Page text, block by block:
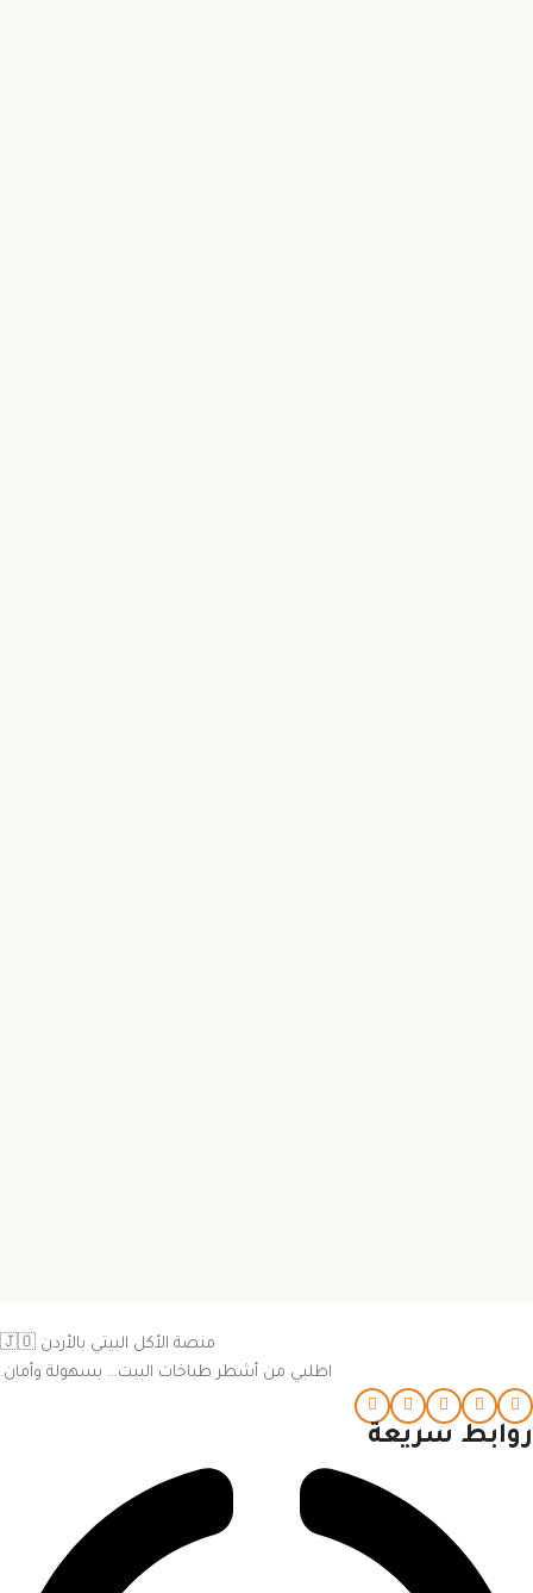
منصة الأكل البيتي بالأردن 🇯🇴
اطلبي من أشطر طباخات البيت… بسهولة وأمان.
روابط سريعة